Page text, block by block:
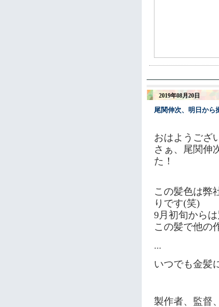
2019年08月20日
尾関伸次、明日か
おはようござ
さぁ、尾関伸
た！
この髪色は弊
りです(笑)
9月初旬から
この髪で他の
...
いつでも金髪
製作者、監督